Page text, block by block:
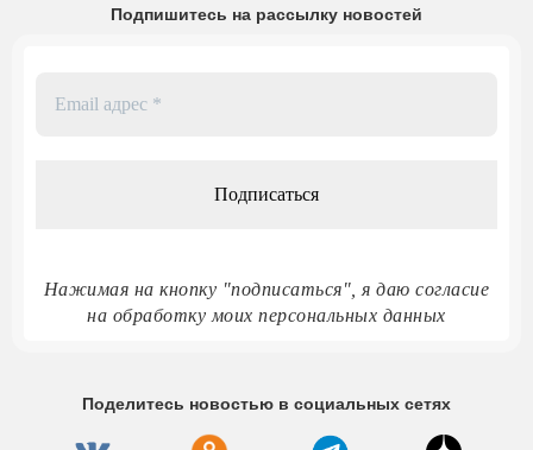
Подпишитесь на рассылку новостей
Нажимая на кнопку "подписаться", я даю согласие
на обработку моих персональных данных
Поделитесь новостью в социальных сетях